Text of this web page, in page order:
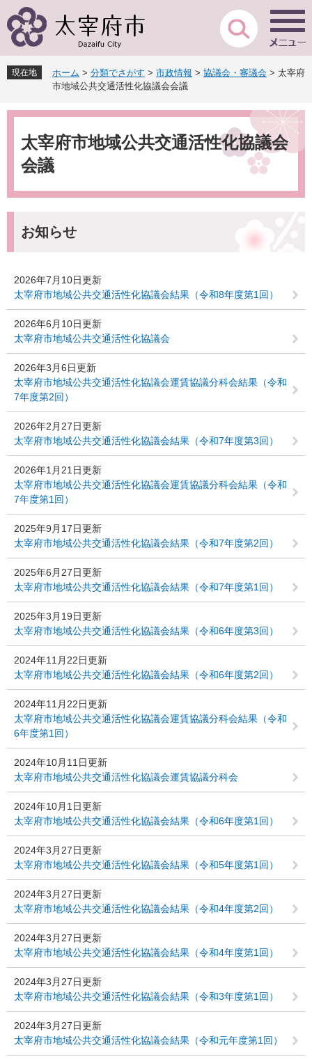
ー
先
頭
す
ニ
を
飛
し
現在地 ホーム > 分類でさがす > 市政情報 > 協議会・審議会 > 太宰府
市地域公共交通活性化協議会会議
本
太宰府市地域公共交通活性化協議会
会議
お知らせ
2026年7月10日更新
太宰府市地域公共交通活性化協議会結果（令和8年度第1回）
2026年6月10日更新
太宰府市地域公共交通活性化協議会
2026年3月6日更新
太宰府市地域公共交通活性化協議会運賃協議分科会結果（令和
7年度第2回）
2026年2月27日更新
太宰府市地域公共交通活性化協議会結果（令和7年度第3回）
2026年1月21日更新
太宰府市地域公共交通活性化協議会運賃協議分科会結果（令和
7年度第1回）
2025年9月17日更新
太宰府市地域公共交通活性化協議会結果（令和7年度第2回）
2025年6月27日更新
太宰府市地域公共交通活性化協議会結果（令和7年度第1回）
2025年3月19日更新
太宰府市地域公共交通活性化協議会結果（令和6年度第3回）
2024年11月22日更新
太宰府市地域公共交通活性化協議会結果（令和6年度第2回）
2024年11月22日更新
太宰府市地域公共交通活性化協議会運賃協議分科会結果（令和
6年度第1回）
2024年10月11日更新
太宰府市地域公共交通活性化協議会運賃協議分科会
2024年10月1日更新
太宰府市地域公共交通活性化協議会結果（令和6年度第1回）
2024年3月27日更新
太宰府市地域公共交通活性化協議会結果（令和5年度第1回）
2024年3月27日更新
太宰府市地域公共交通活性化協議会結果（令和4年度第2回）
2024年3月27日更新
太宰府市地域公共交通活性化協議会結果（令和4年度第1回）
2024年3月27日更新
太宰府市地域公共交通活性化協議会結果（令和3年度第1回）
2024年3月27日更新
太宰府市地域公共交通活性化協議会結果（令和元年度第1回）